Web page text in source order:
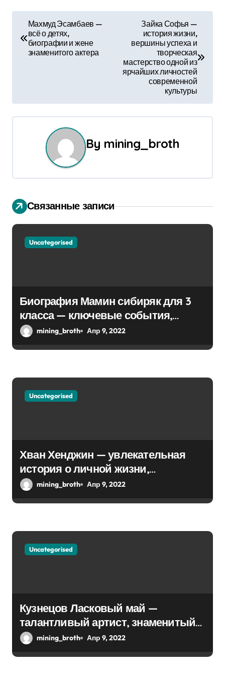
г
а
п
о
и
я
Махмуд Эсамбаев —
всё о детях,
биографии и жене
знаменитого актера
Зайка Софья —
история жизни,
вершины успеха и
творческая
мастерство одной из
ярчайших личностей
современной
культуры
By mining_broth
Связанные записи
Uncategorised
Биография Мамин сибиряк для 3
класса — ключевые события,
достижения, история жизни
mining_broth Апр 9, 2022
Uncategorised
Хван Хенджин — увлекательная
история о личной жизни,
биографии и впечатляющей
mining_broth Апр 9, 2022
Uncategorised
Кузнецов Ласковый май —
талантливый артист, знаменитый
хитами прошлого — биография и
mining_broth Апр 9, 2022